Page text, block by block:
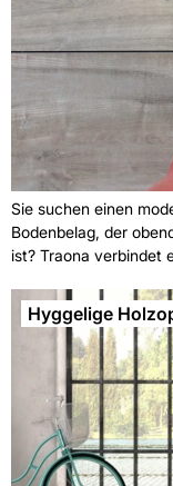
Sie suchen einen
Bodenbelag, der
ist? Traona verbindet
damit schon ziemlich
sich gern persönlich
Wir freuen uns Ihnen
dürfen!
Hyggelige